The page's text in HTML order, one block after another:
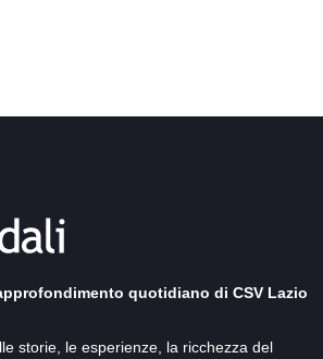
quotidiano di CSV Lazio
storie, le esperienze, la ricchezza del